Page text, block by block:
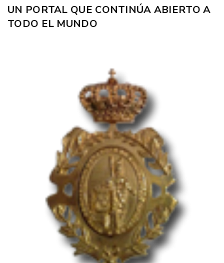
UN PORTAL QUE CONTINÚA ABIERTO A
TODO EL MUNDO